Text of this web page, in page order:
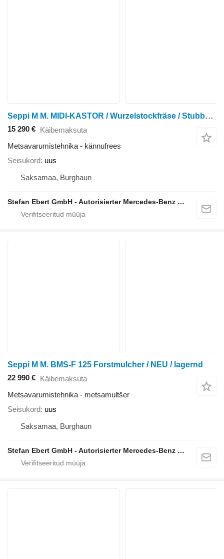
Seppi M M. MIDI-KASTOR / Wurzelstockfräse / Stubbenfräse N
15 290 € Käibemaksuta
Metsavarumistehnika - kännufrees
Seisukord uus
Saksamaa, Burghaun
Stefan Ebert GmbH - Autorisierter Mercedes-Benz Servicepartner
Seppi M M. BMS-F 125 Forstmulcher / NEU / lagernd
22 990 € Käibemaksuta
Metsavarumistehnika - metsamultšer
Seisukord uus
Saksamaa, Burghaun
Stefan Ebert GmbH - Autorisierter Mercedes-Benz Servicepartner